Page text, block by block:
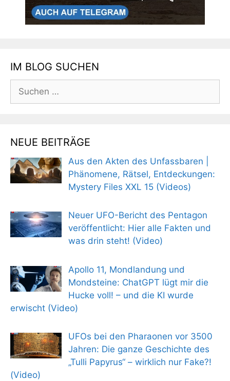
IM BLOG SUCHEN
nach:
NEUE BEITRÄGE
Aus den Akten des Unfassbaren |
Phänomene, Rätsel, Entdeckungen:
Mystery Files XXL 15 (Videos)
Neuer UFO-Bericht des Pentagon
veröffentlicht: Hier alle Fakten und
was drin steht! (Video)
Apollo 11, Mondlandung und
Mondsteine: ChatGPT lügt mir die
Hucke voll! – und die KI wurde
erwischt (Video)
UFOs bei den Pharaonen vor 3500
Jahren: Die ganze Geschichte des
„Tulli Papyrus“ – wirklich nur Fake?!
(Video)